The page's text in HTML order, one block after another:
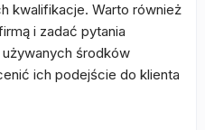
kwalifikacje. Warto również
i zadać pytania
środków
ich podejście do klienta